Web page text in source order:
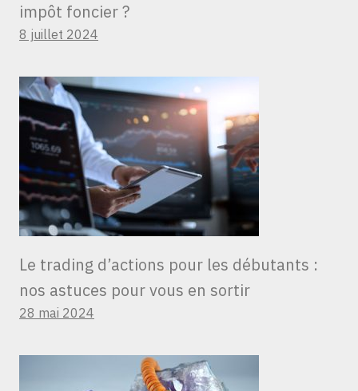
impôt foncier ?
8 juillet 2024
Le trading d’actions pour les débutants :
nos astuces pour vous en sortir
28 mai 2024